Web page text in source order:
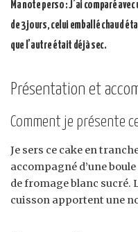
Ma note perso : J’ai comparé
de 3 jours, celui emballé chaud
que l’autre était déjà sec.
Présentation et
Comment je présente
Je sers ce cake en
accompagné d’une
de fromage blanc sucré.
cuisson apportent une